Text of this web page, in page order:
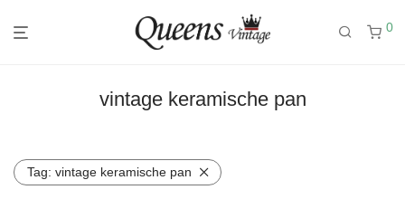
0
vintage keramische pan
Tag: vintage keramische pan